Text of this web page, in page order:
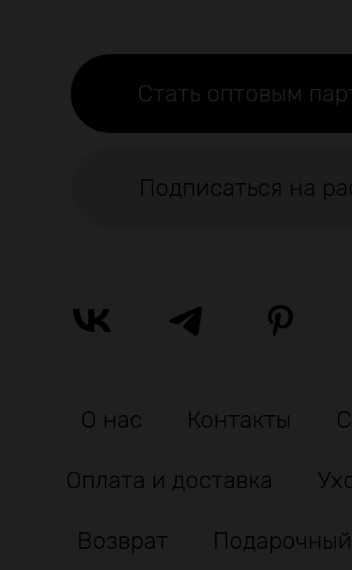
Стать оптовым
Подписаться на
О нас Контакты
Оплата и доставка
Возврат